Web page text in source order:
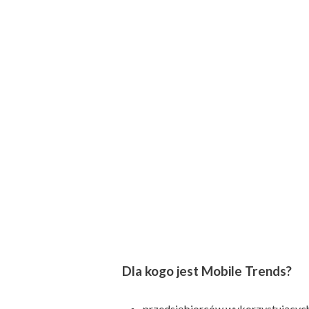
Dla kogo jest Mobile Trends?